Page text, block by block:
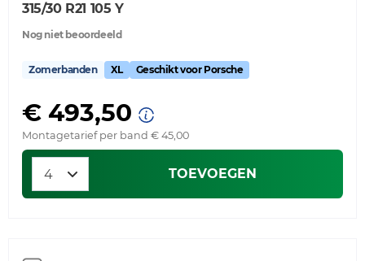
315/30 R21 105 Y
Nog niet beoordeeld
Zomerbanden XL Geschikt voor Porsche
€ 493,50
Montagetarief per band € 45,00
TOEVOEGEN